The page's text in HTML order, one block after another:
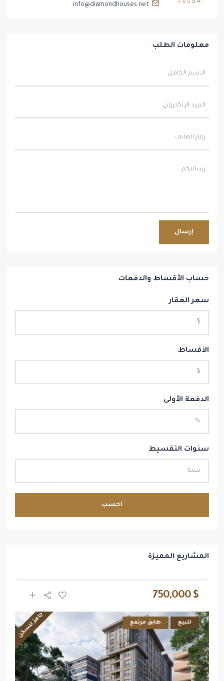
info@diamondhouses.net
معلومات الطلب
إرسال
حساب الأقساط والدفعات
سعر العقار
الأقساط
الدفعة الأولى
سنوات التقسيط
احسب
المشاريع المميزة
$ 750,000
للبيع طابق مرتفع جاهز للسكن